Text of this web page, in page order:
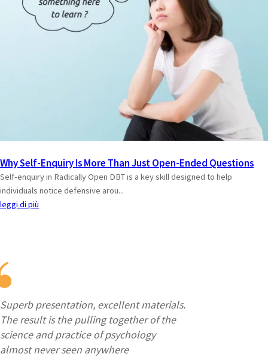
Why Self-Enquiry Is More Than Just Open-Ended Questions
Self-enquiry in Radically Open DBT is a key skill designed to help
individuals notice defensive arou...
leggi di più
Superb presentation, excellent materials.
The result is the pulling together of the
science and practice of psychology
almost never seen anywhere